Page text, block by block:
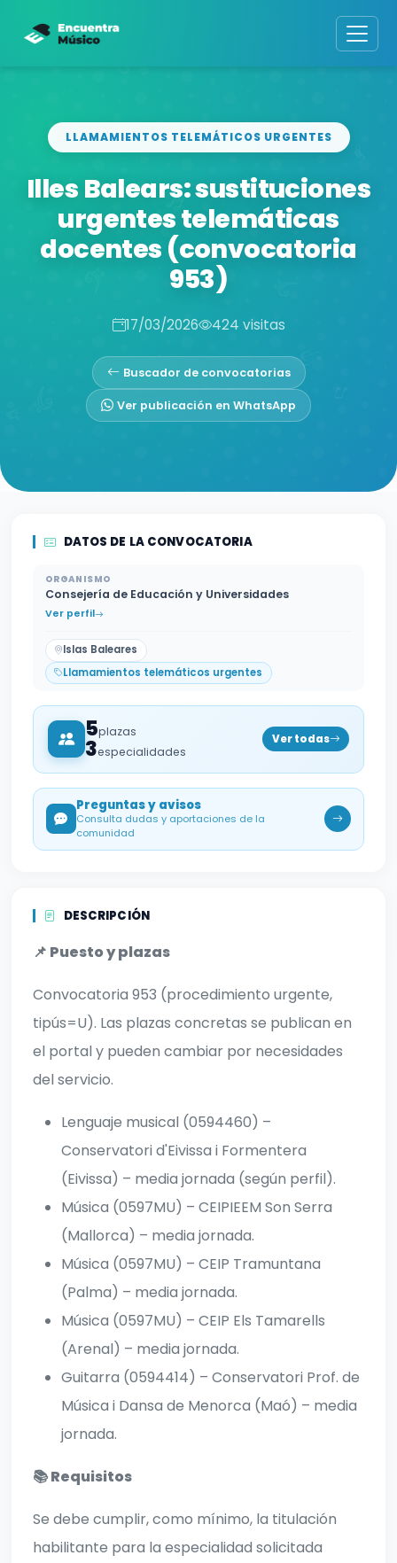
LLAMAMIENTOS TELEMÁTICOS URGENTES
Illes Balears: sustituciones
urgentes telemáticas
docentes (convocatoria
953)
17/03/2026 424 visitas
Buscador de convocatorias
Ver publicación en WhatsApp
DATOS DE LA CONVOCATORIA
ORGANISMO
Consejería de Educación y Universidades
Ver perfil
Islas Baleares
Llamamientos telemáticos urgentes
5plazas
3especialidades
Ver todas
Preguntas y avisos
Consulta dudas y aportaciones de la
comunidad
DESCRIPCIÓN
📌 Puesto y plazas
Convocatoria 953 (procedimiento urgente,
tipús=U). Las plazas concretas se publican en
el portal y pueden cambiar por necesidades
del servicio.
Lenguaje musical (0594460) –
Conservatori d'Eivissa i Formentera
(Eivissa) – media jornada (según perfil).
Música (0597MU) – CEIPIEEM Son Serra
(Mallorca) – media jornada.
Música (0597MU) – CEIP Tramuntana
(Palma) – media jornada.
Música (0597MU) – CEIP Els Tamarells
(Arenal) – media jornada.
Guitarra (0594414) – Conservatori Prof. de
Música i Dansa de Menorca (Maó) – media
jornada.
📚 Requisitos
Se debe cumplir, como mínimo, la titulación
habilitante para la especialidad solicitada